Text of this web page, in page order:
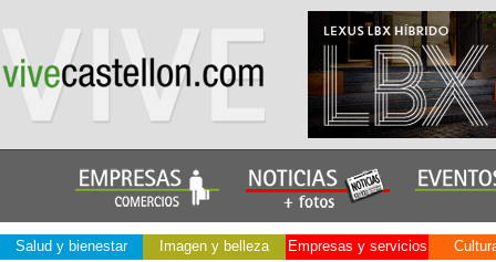
Salud y bienestar Imagen y belleza Empresas y servicios